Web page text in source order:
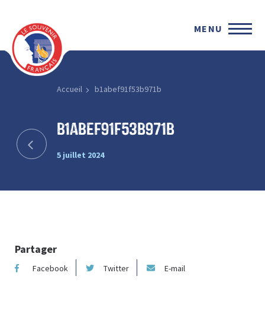
MENU
Accueil b1abef91f53b971b
b1abef91f53b971b
5 juillet 2024
Partager
Facebook Twitter E-mail